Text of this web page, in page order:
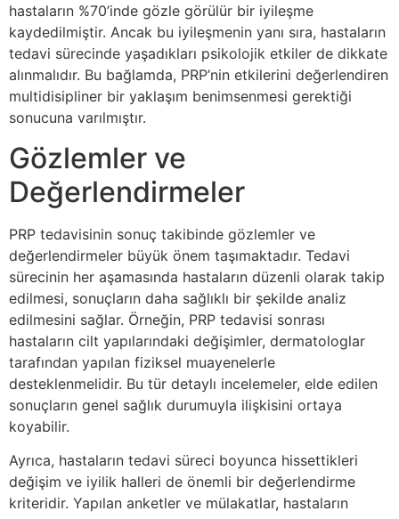
hastaların %70’inde gözle görülür bir iyileşme
kaydedilmiştir. Ancak bu iyileşmenin yanı sıra, hastaların
tedavi sürecinde yaşadıkları psikolojik etkiler de dikkate
alınmalıdır. Bu bağlamda, PRP’nin etkilerini değerlendiren
multidisipliner bir yaklaşım benimsenmesi gerektiği
sonucuna varılmıştır.
Gözlemler ve
Değerlendirmeler
PRP tedavisinin sonuç takibinde gözlemler ve
değerlendirmeler büyük önem taşımaktadır. Tedavi
sürecinin her aşamasında hastaların düzenli olarak takip
edilmesi, sonuçların daha sağlıklı bir şekilde analiz
edilmesini sağlar. Örneğin, PRP tedavisi sonrası
hastaların cilt yapılarındaki değişimler, dermatologlar
tarafından yapılan fiziksel muayenelerle
desteklenmelidir. Bu tür detaylı incelemeler, elde edilen
sonuçların genel sağlık durumuyla ilişkisini ortaya
koyabilir.
Ayrıca, hastaların tedavi süreci boyunca hissettikleri
değişim ve iyilik halleri de önemli bir değerlendirme
kriteridir. Yapılan anketler ve mülakatlar, hastaların